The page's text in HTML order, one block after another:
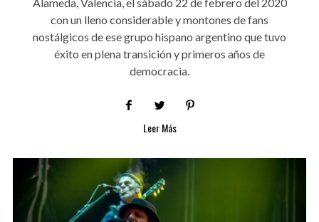
con un lleno considerable y montones de fans
nostálgicos de ese grupo hispano argentino que tuvo
éxito en plena transición y primeros años de
democracia.
Leer Más